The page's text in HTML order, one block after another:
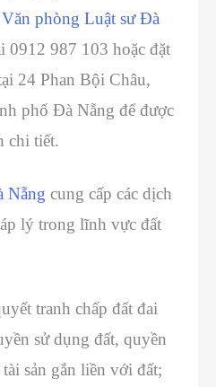
Văn phòng Luật sư Đà
0912 987 103 hoặc đặt
24 Phan Bội Châu,
phố Đà Nẵng để được
chi tiết.
Nẵng cung cấp các dịch
lý trong lĩnh vực đất
tranh chấp đất đai
sử dụng đất, quyền
sản gắn liền với đất;